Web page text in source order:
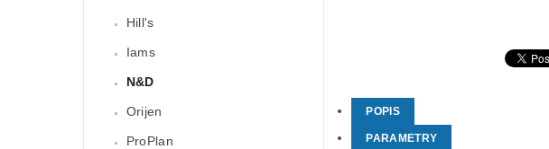
Hill's
Iams
N&D
Orijen
ProPlan
POPIS
PARAMETRY